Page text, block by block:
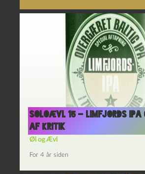
Soloævl 15 – Limfjords IPA
af Kritik
Øl og Ævl
For 4 år siden